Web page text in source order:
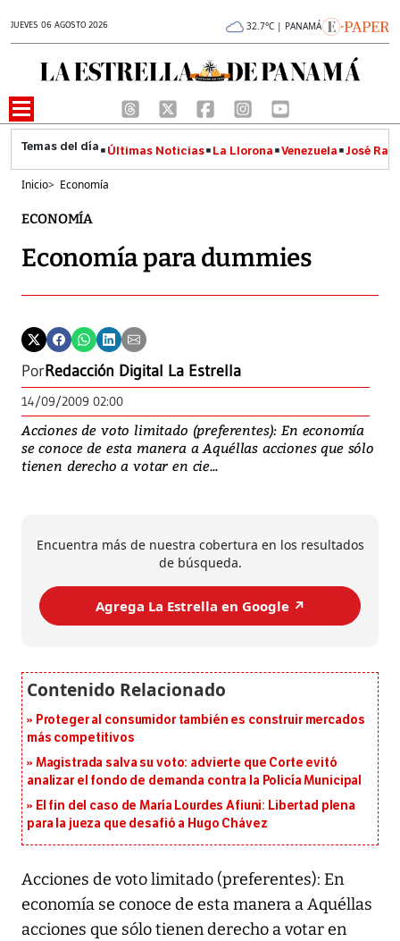
JUEVES 06 AGOSTO 2026 32.7°C | PANAMÁ
Últimas Noticias La Llorona Venezuela José
Inicio> Economía
ECONOMÍA
Economía para dummies
PorRedacción Digital La Estrella
14/09/2009 02:00
Acciones de voto limitado (preferentes): En economía
se conoce de esta manera a Aquéllas acciones que sólo
tienen derecho a votar en cie...
Encuentra más de nuestra cobertura en los resultados
de búsqueda.
Agrega La Estrella en Google ↗️
Proteger al consumidor también es construir mercados
más competitivos
Magistrada salva su voto: advierte que Corte evitó
analizar el fondo de demanda contra la Policía Municipal
El fin del caso de María Lourdes Afiuni: Libertad plena
para la jueza que desafió a Hugo Chávez
Acciones de voto limitado (preferentes): En
economía se conoce de esta manera a Aquéllas
acciones que sólo tienen derecho a votar en